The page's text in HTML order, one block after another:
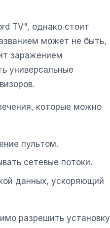
TV", однако стоит
может не быть,
заражением
универсальные
которые можно
пультом.
сетевые потоки.
данных, ускоряющий
разрешить установку